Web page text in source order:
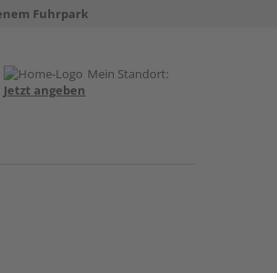
Fuhrpark
Mein Standort:
Jetzt angeben